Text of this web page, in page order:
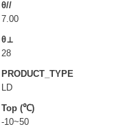
環境政策與環境認證
衝突礦產政策聲明
θ//
7.00
θ⊥
28
PRODUCT_TYPE
LD
Top (℃)
-10~50